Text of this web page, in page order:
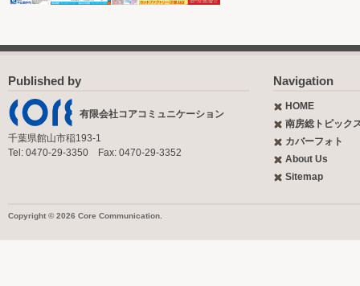
Published by
有限会社コアコミュニケーション
千葉県館山市稲193-1
Tel: 0470-29-3350 Fax: 0470-29-3352
Navigation
HOME
南房総トピック
カバーフォト
About Us
Sitemap
Copyright © 2026 Core Communication.